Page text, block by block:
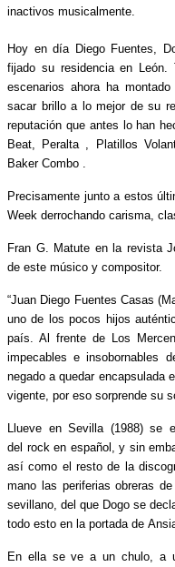
inactivos musicalmente.
Hoy en día Diego Fuentes,
fijado su residencia en León.
escenarios ahora ha
sacar brillo a lo mejor de su
reputación que antes lo han
Beat, Peralta , Platillos
Baker Combo .
Precisamente junto a estos
Week derrochando carisma,
Fran G. Matute en la revista
de este músico y compositor.
“Juan Diego Fuentes Casas
uno de los pocos hijos
país. Al frente de Los
impecables e insobornables
negado a quedar encapsulada
vigente, por eso sorprende su
Llueve en Sevilla (1988)
del rock en español, y sin
así como el resto de la
mano las periferias obreras
sevillano, del que Dogo se
todo esto en la portada de
En ella se ve a un chulo, a